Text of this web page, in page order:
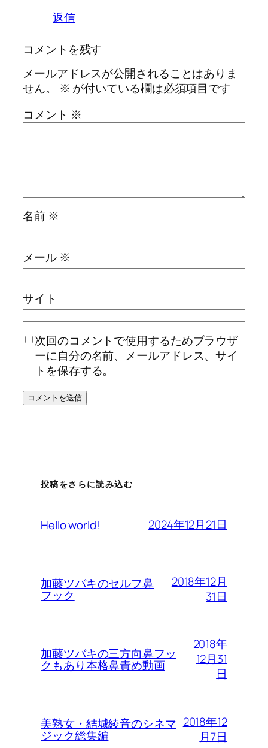
返信
コメントを残す
メールアドレスが公開されることはありま
せん。
※ が付いている欄は必須項目です
コメント ※
名前 ※
メール ※
サイト
次回のコメントで使用するためブラウザ
ーに自分の名前、メールアドレス、サイ
トを保存する。
投稿をさらに読み込む
Hello world! 2024年12月21日
加藤ツバキのセルフ鼻
フック
2018年12月
31日
加藤ツバキの三方向鼻フッ
クもあり本格鼻責め動画
2018年
12月31
日
美熟女・結城綾音のシネマ
ジック総集編
2018年12
月7日